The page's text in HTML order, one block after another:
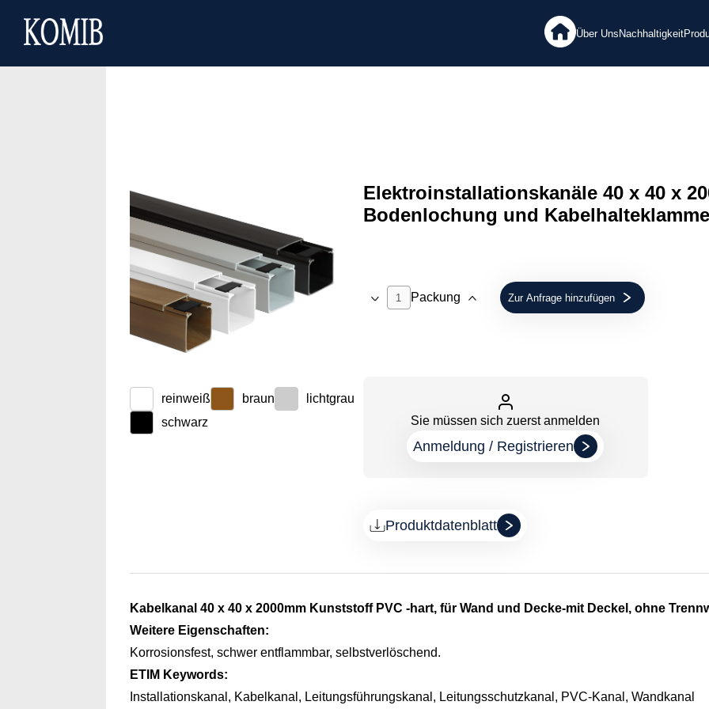
Über Uns Nachhaltigkeit
reinweiß braun
lichtgrau
schwarz
Elektroinstallationskanäle 40 x 40 x
Bodenlochung und
Packung Zur Anfrage hinzufügen
Sie müssen sich zuerst anmelden
Anmeldung / Registrieren
Produktdatenblatt
Kabelkanal 40 x 40 x 2000mm Kunststoff PVC -hart, für Wand und Decke-mit Deckel, ohne
Weitere Eigenschaften:
Korrosionsfest, schwer entflammbar, selbstverlöschend.
ETIM Keywords:
Installationskanal, Kabelkanal, Leitungsführungskanal, Leitungsschutzkanal, PVC-Kanal, Wandkanal